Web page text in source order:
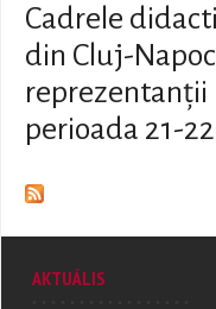
Cadrele
din Cluj-
reprezentanții
perioada 21-
AKTUÁLIS